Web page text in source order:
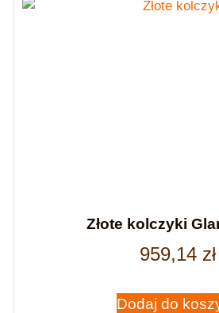
Złote kolczyki
959,14 zł
Dodaj do